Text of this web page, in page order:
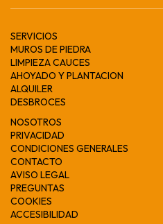
SERVICIOS
MUROS DE PIEDRA
LIMPIEZA CAUCES
AHOYADO Y PLANTACION
ALQUILER
DESBROCES
NOSOTROS
PRIVACIDAD
CONDICIONES GENERALES
CONTACTO
AVISO LEGAL
PREGUNTAS
COOKIES
ACCESIBILIDAD